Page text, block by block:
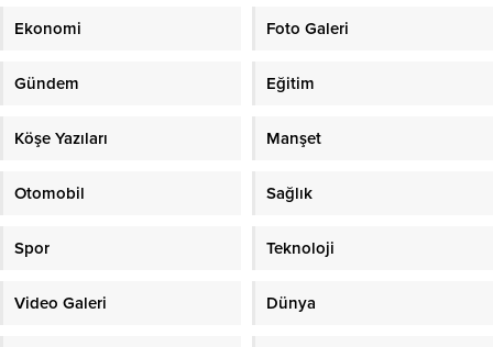
Ekonomi Foto Galeri
Gündem Eğitim
Köşe Yazıları Manşet
Otomobil Sağlık
Spor Teknoloji
Video Galeri Dünya